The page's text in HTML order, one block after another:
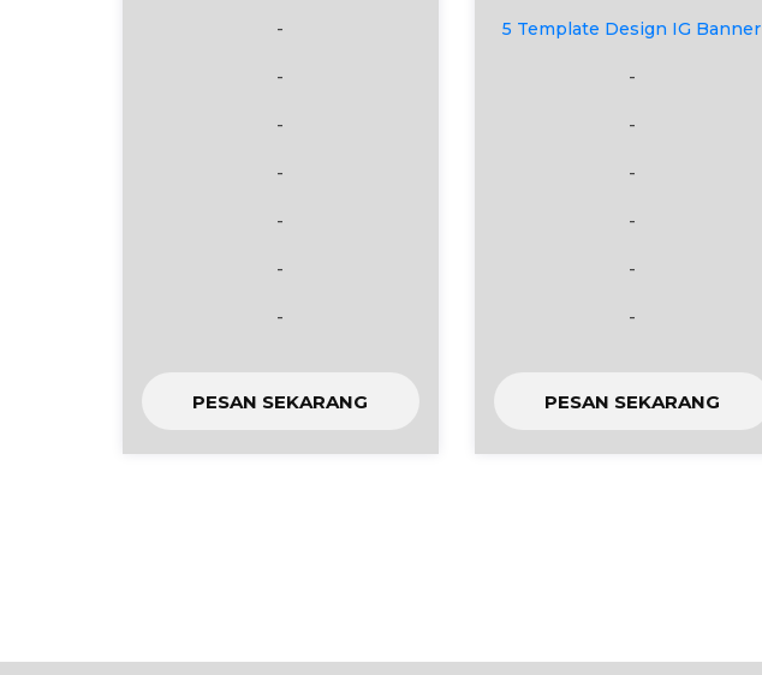
-
-
-
-
-
-
-
PESAN SEKARANG
5 Template Design IG Banner
-
-
-
-
-
-
PESAN SEKARANG